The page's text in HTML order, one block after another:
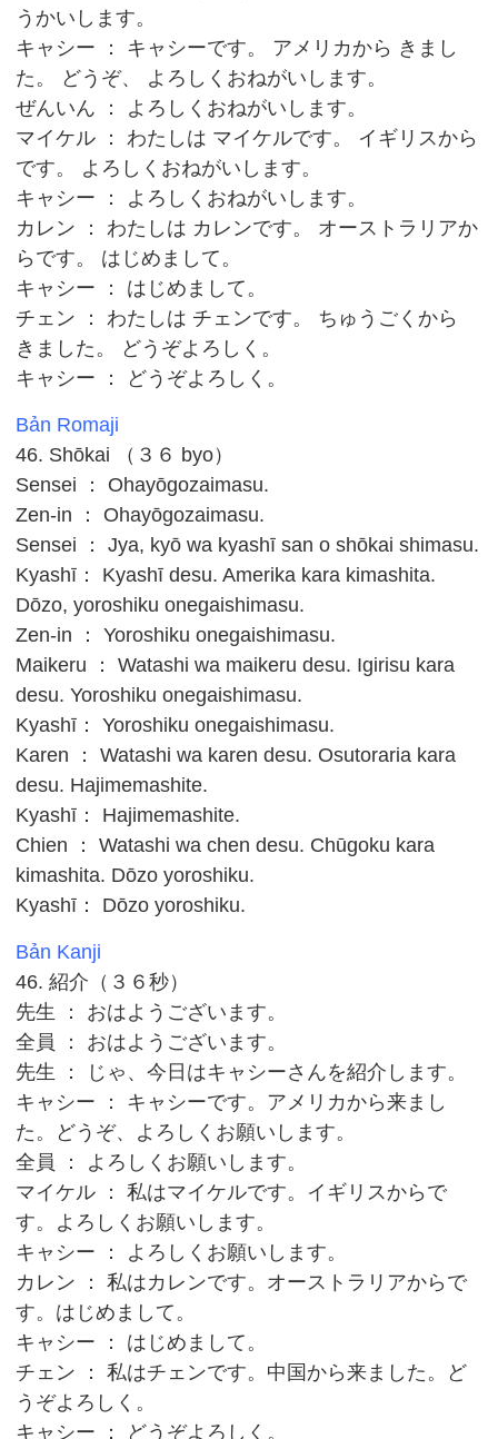
うかいします。
キャシー ： キャシーです。 アメリカから きまし
た。 どうぞ、 よろしくおねがいします。
ぜんいん ： よろしくおねがいします。
マイケル ： わたしは マイケルです。 イギリスから
です。 よろしくおねがいします。
キャシー ： よろしくおねがいします。
カレン ： わたしは カレンです。 オーストラリアか
らです。 はじめまして。
キャシー ： はじめまして。
チェン ： わたしは チェンです。 ちゅうごくから
きました。 どうぞよろしく。
キャシー ： どうぞよろしく。
Bản Romaji
46. Shōkai （３６ byo）
Sensei ： Ohayōgozaimasu.
Zen-in ： Ohayōgozaimasu.
Sensei ： Jya, kyō wa kyashī san o shōkai shimasu.
Kyashī： Kyashī desu. Amerika kara kimashita.
Dōzo, yoroshiku onegaishimasu.
Zen-in ： Yoroshiku onegaishimasu.
Maikeru ： Watashi wa maikeru desu. Igirisu kara
desu. Yoroshiku onegaishimasu.
Kyashī： Yoroshiku onegaishimasu.
Karen ： Watashi wa karen desu. Osutoraria kara
desu. Hajimemashite.
Kyashī： Hajimemashite.
Chien ： Watashi wa chen desu. Chūgoku kara
kimashita. Dōzo yoroshiku.
Kyashī： Dōzo yoroshiku.
Bản Kanji
46. 紹介（３６秒）
先生 ： おはようございます。
全員 ： おはようございます。
先生 ： じゃ、今日はキャシーさんを紹介します。
キャシー ： キャシーです。アメリカから来まし
た。どうぞ、よろしくお願いします。
全員 ： よろしくお願いします。
マイケル ： 私はマイケルです。イギリスからで
す。よろしくお願いします。
キャシー ： よろしくお願いします。
カレン ： 私はカレンです。オーストラリアからで
す。はじめまして。
キャシー ： はじめまして。
チェン ： 私はチェンです。中国から来ました。ど
うぞよろしく。
キャシー ： どうぞよろしく。